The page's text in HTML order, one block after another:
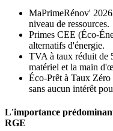
MaPrimeRénov' 2026
niveau de ressources.
Primes CEE (Éco-
alternatifs d'énergie.
TVA à taux réduit de
matériel et la main
Éco-Prêt à Taux
sans aucun intérêt
L'importance
RGE